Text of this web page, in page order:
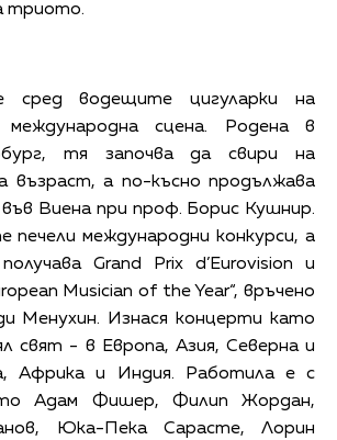
триото.
сред водещите цигуларки на
международна сцена. Родена в
тя започва да свири на
възраст, а по-късно продължава
Виена при проф. Борис Кушнир.
международни конкурси, а
Grand Prix d’Eurovision и
Musician of the Year“, връчено
Менухин. Изнася концерти като
свят - в Европа, Азия, Северна и
Африка и Индия. Работила е с
Адам Фишер, Филип Жордан,
Юка-Пека Сарасте, Лорин